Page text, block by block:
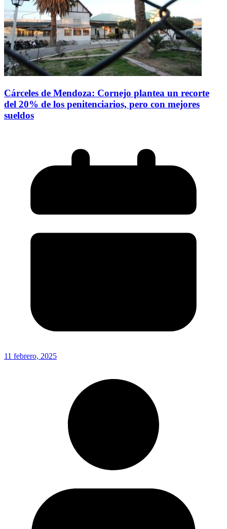
Cárceles de Mendoza: Cornejo plantea un recorte
del 20% de los penitenciarios, pero con mejores
sueldos
11 febrero, 2025